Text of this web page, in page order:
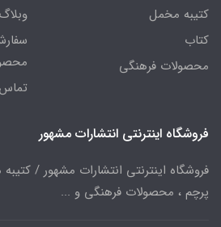
کتیبه مخمل
کتاب
محصولات فرهنگی
تماس
فروشگاه اینترنتی انتشارات مشهور
فروشگاه اینترنتی انتشارات مشهور /
پرچم ، محصولات فرهنگی و ...